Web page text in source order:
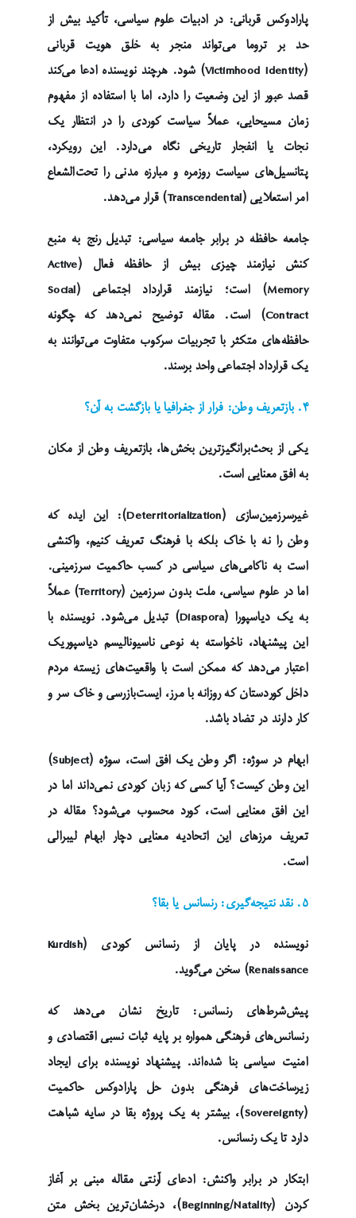
پارادوکس قربانی: در ادبیات علوم سیاسی، تأکید بیش از
حد بر تروما می‌تواند منجر به خلق هویت قربانی
(Victimhood Identity) شود. هرچند نویسنده ادعا می‌کند
قصد عبور از این وضعیت را دارد، اما با استفاده از مفهوم
زمان مسیحایی، عملاً سیاست کوردی را در انتظار یک
نجات یا انفجار تاریخی نگاه می‌دارد. این رویکرد،
پتانسیل‌های سیاست روزمره و مبارزه مدنی را تحت‌الشعاع
امر استعلایی (Transcendental) قرار می‌دهد.
جامعه حافظه در برابر جامعه سیاسی: تبدیل رنج به منبع
کنش نیازمند چیزی بیش از حافظه فعال (Active
Memory) است؛ نیازمند قرارداد اجتماعی (Social
Contract) است. مقاله توضیح نمی‌دهد که چگونه
حافظه‌های متکثر با تجربیات سرکوب متفاوت می‌توانند به
یک قرارداد اجتماعی واحد برسند.
۴. بازتعریف وطن: فرار از جغرافیا یا بازگشت به آن؟
یکی از بحث‌برانگیزترین بخش‌ها، بازتعریف وطن از مکان
به افق معنایی است.
غیرسرزمین‌سازی (Deterritorialization): این ایده که
وطن را نه با خاک بلکه با فرهنگ تعریف کنیم، واکنشی
است به ناکامی‌های سیاسی در کسب حاکمیت سرزمینی.
اما در علوم سیاسی، ملت بدون سرزمین (Territory) عملاً
به یک دیاسپورا (Diaspora) تبدیل می‌شود. نویسنده با
این پیشنهاد، ناخواسته به نوعی ناسیونالیسم دیاسپوریک
اعتبار می‌دهد که ممکن است با واقعیت‌های زیسته مردم
داخل کوردستان که روزانه با مرز، ایست‌بازرسی و خاک سر و
کار دارند در تضاد باشد.
ابهام در سوژه: اگر وطن یک افق است، سوژه (Subject)
این وطن کیست؟ آیا کسی که زبان کوردی نمی‌داند اما در
این افق معنایی است، کورد محسوب می‌شود؟ مقاله در
تعریف مرزهای این اتحادیه معنایی دچار ابهام لیبرالی
است.
۵. نقد نتیجه‌گیری: رنسانس یا بقا؟
نویسنده در پایان از رنسانس کوردی (Kurdish
Renaissance) سخن می‌گوید.
پیش‌شرط‌های رنسانس: تاریخ نشان می‌دهد که
رنسانس‌های فرهنگی همواره بر پایه ثبات نسبی اقتصادی و
امنیت سیاسی بنا شده‌اند. پیشنهاد نویسنده برای ایجاد
زیرساخت‌های فرهنگی بدون حل پارادوکس حاکمیت
(Sovereignty)، بیشتر به یک پروژه بقا در سایه شباهت
دارد تا یک رنسانس.
ابتکار در برابر واکنش: ادعای آرنتی مقاله مبنی بر آغاز
کردن (Beginning/Natality)، درخشان‌ترین بخش متن